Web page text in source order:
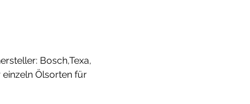
Bosch,Texa,
einzeln Ölsorten für